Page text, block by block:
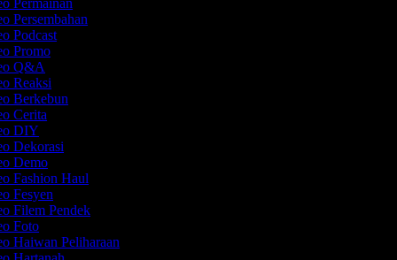
Permainan
Persembahan
Podcast
Promo
Q&A
Reaksi
Berkebun
Cerita
DIY
Dekorasi
Demo
Fashion Haul
Fesyen
Filem Pendek
Foto
Haiwan Peliharaan